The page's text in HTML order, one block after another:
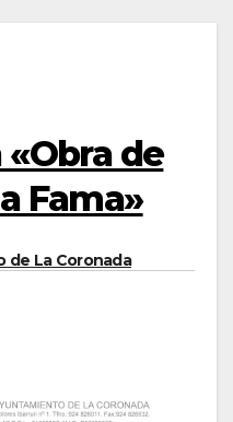
de
Fama»
de La Coronada